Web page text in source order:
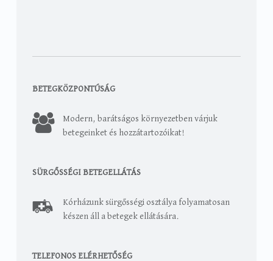
BETEGKÖZPONTÚSÁG
Modern, barátságos környezetben várjuk
betegeinket és hozzátartozóikat!
SÜRGŐSSÉGI BETEGELLÁTÁS
Kórházunk sürgősségi osztálya folyamatosan
készen áll a betegek ellátására.
TELEFONOS ELÉRHETŐSÉG